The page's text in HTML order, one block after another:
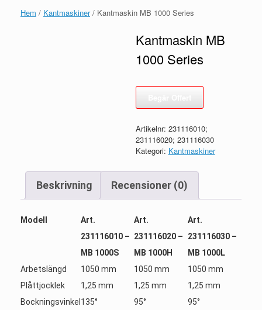
Hem / Kantmaskiner/ Kantmaskin MB 1000 Series
Kantmaskin MB
1000 Series
Artikelnr: 231116010;
231116020; 231116030
Kategori: Kantmaskiner
Beskrivning Recensioner (0)
Modell
Art.
231116010 –
MB 1000S
Art.
231116020 –
MB 1000H
Art.
231116030 –
MB 1000L
Arbetslängd
1050 mm 1050 mm
1050 mm
Plåttjocklek
1,25 mm 1,25 mm
1,25 mm
Bockningsvinkel 135° 95°
95°